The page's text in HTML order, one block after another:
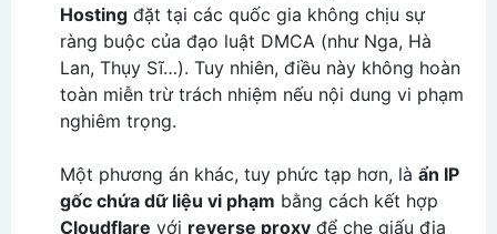
Hosting đặt tại các quốc gia không chịu sự
ràng buộc của đạo luật DMCA (như Nga, Hà
Lan, Thụy Sĩ…). Tuy nhiên, điều này không hoàn
toàn miễn trừ trách nhiệm nếu nội dung vi phạm
nghiêm trọng.
Một phương án khác, tuy phức tạp hơn, là ẩn IP
gốc chứa dữ liệu vi phạm bằng cách kết hợp
Cloudflare với reverse proxy để che giấu địa